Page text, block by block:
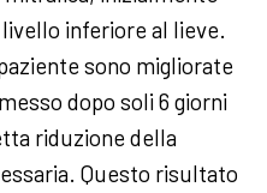
inferiore al lieve.
sono migliorate
dopo soli 6 giorni
riduzione della
Questo risultato